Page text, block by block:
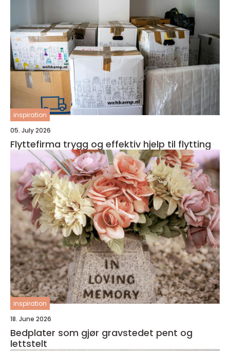
inspiration
05. July 2026
Flyttefirma trygg og effektiv hjelp til flytting
inspiration
18. June 2026
Bedplater som gjør gravstedet pent og
lettstelt